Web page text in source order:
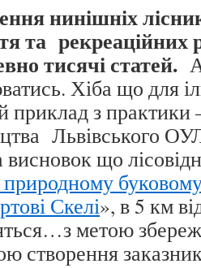
нинішніх
та рекреаційних
тисячі статей.
Хіба що для
приклад з практики
Львівського
висновок що
природному
Скелі», в 5 км
метою
створення